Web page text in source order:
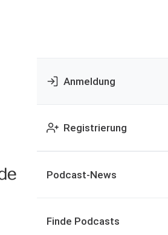
Anmeldung
Registrierung
Podcast-News
Finde Podcasts